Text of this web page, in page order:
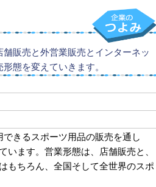
販売と外営業販売とインターネッ
態を変えていきます。
できるスポーツ用品の販売を通し
ます。営業形態は、店舗販売と、
もちろん、全国そして全世界のスポ